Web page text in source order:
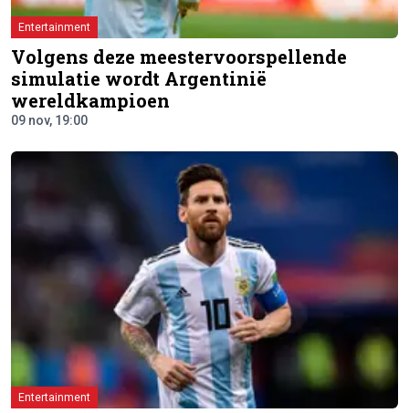
Entertainment
Volgens deze meestervoorspellende
simulatie wordt Argentinië
wereldkampioen
09 nov, 19:00
Entertainment